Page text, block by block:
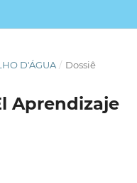
D'ÁGUA / Dossiê
Aprendizaje